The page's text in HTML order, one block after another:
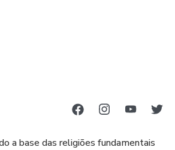
a base das religiões fundamentais